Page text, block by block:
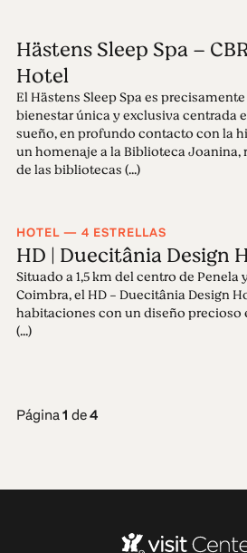
Hästens Sleep Spa –
Hotel
El Hästens Sleep Spa es
bienestar única y exclusiva centrada
sueño, en profundo contacto con la
un homenaje a la Biblioteca
de las bibliotecas (...)
HOTEL — 4 ESTRELLAS
HD | Duecitânia Design
Situado a 1,5 km del centro de Penela
Coimbra, el HD - Duecitânia Design
habitaciones con un diseño precioso
(...)
Página1 de4